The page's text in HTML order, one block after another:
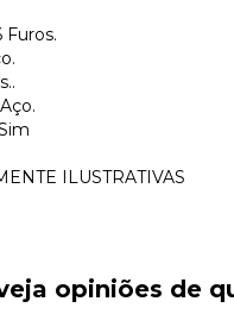
Furos.
ILUSTRATIVAS
opiniões de